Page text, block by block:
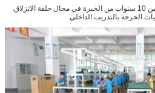
عضو في الفريق الهندسي يتمتع بأكثر من 10 سنوات من الخبرة في مجال حلقة الانزلاق.
الحرجة بالتدريب الداخلي.